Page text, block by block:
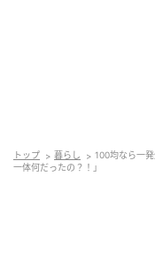
トップ 暮らし
100均なら一
一体何だったの？！」